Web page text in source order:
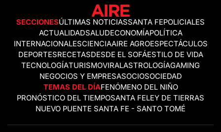
SECCIONESÚLTIMAS NOTICIASSANTA FEPOLICIALES
ACTUALIDADSALUDECONOMÍAPOLÍTICA
INTERNACIONALESCIENCIAAIRE AGROESPECTÁCULOS
DEPORTESRECETASDESDE EL SOFÁESTILO DE VIDA
TECNOLOGÍATURISMOVIRALASTROLOGÍAGAMING
NEGOCIOS Y EMPRESASOCIOSOCIEDAD
TEMAS DEL DÍAFENÓMENO DEL NIÑO
PRONÓSTICO DEL TIEMPOSANTA FELEY DE TIERRAS
NUEVO PUENTE SANTA FE - SANTO TOMÉ